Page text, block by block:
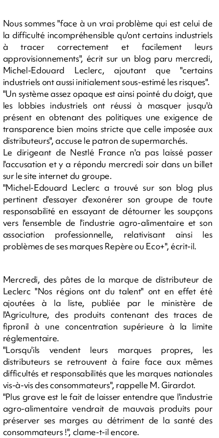
Nous sommes "face à un vrai problème qui est celui de
la difficulté incompréhensible qu'ont certains industriels
à tracer correctement et facilement leurs
approvisionnements", écrit sur un blog paru mercredi,
Michel-Edouard Leclerc, ajoutant que "certains
industriels ont aussi initialement sous-estimé les risques".
"Un système assez opaque est ainsi pointé du doigt, que
les lobbies industriels ont réussi à masquer jusqu'à
présent en obtenant des politiques une exigence de
transparence bien moins stricte que celle imposée aux
distributeurs", accuse le patron de supermarchés.
Le dirigeant de Nestlé France n'a pas laissé passer
l'accusation et y a répondu mercredi soir dans un billet
sur le site internet du groupe.
"Michel-Edouard Leclerc a trouvé sur son blog plus
pertinent d'essayer d'exonérer son groupe de toute
responsabilité en essayant de détourner les soupçons
vers l'ensemble de l'industrie agro-alimentaire et son
association professionnelle, relativisant ainsi les
problèmes de ses marques Repère ou Eco+", écrit-il.
Mercredi, des pâtes de la marque de distributeur de
Leclerc "Nos régions ont du talent" ont en effet été
ajoutées à la liste, publiée par le ministère de
l'Agriculture, des produits contenant des traces de
fipronil à une concentration supérieure à la limite
réglementaire.
"Lorsqu'ils vendent leurs marques propres, les
distributeurs se retrouvent à faire face aux mêmes
difficultés et responsabilités que les marques nationales
vis-à-vis des consommateurs", rappelle M. Girardot.
"Plus grave est le fait de laisser entendre que l'industrie
agro-alimentaire vendrait de mauvais produits pour
préserver ses marges au détriment de la santé des
consommateurs !", clame-t-il encore.